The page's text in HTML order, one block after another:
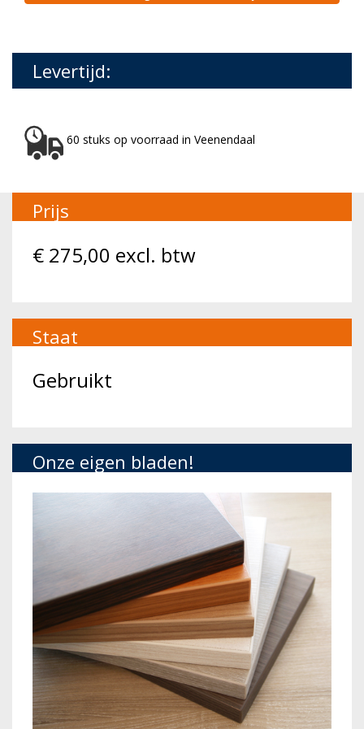
Levertijd:
60 stuks op voorraad in Veenendaal
Prijs
€ 275,00 excl. btw
Staat
Gebruikt
Onze eigen bladen!